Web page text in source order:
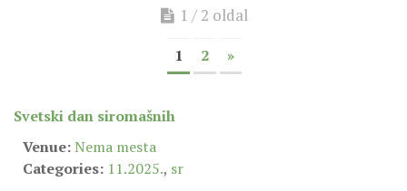
ARHIVA GALERIJA
SINODA
1 / 2 oldal
1 2 »
Svetski dan siromašnih
Venue: Nema mesta
Categories: 11.2025., sr